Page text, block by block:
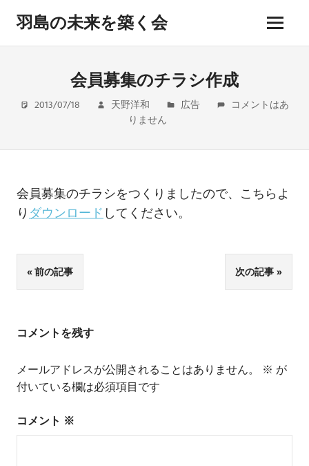
テ
ッ
羽島の未来を築く会
hashima
メ
ニ
会員募集のチラシ作成
2013/07/18 天野洋和 広告
コメントはあ
りません
会員募集のチラシをつくりましたので、こちらよ
りダウンロードしてください。
投
稿
ナ
ビ
ゲ
ー
前の記事 次の記事
コメントを残す
メールアドレスが公開されることはありません。 ※ が
付いている欄は必須項目です
コメント ※